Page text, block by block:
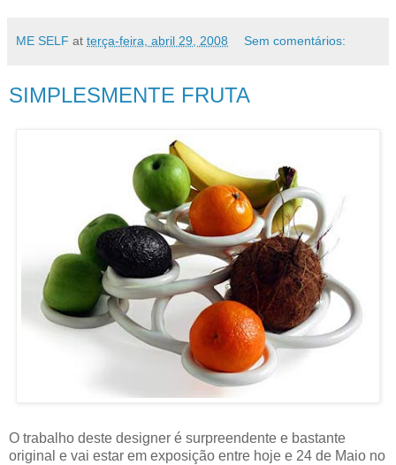
ME SELF at terça-feira, abril 29, 2008 Sem comentários:
SIMPLESMENTE FRUTA
O trabalho deste designer é surpreendente e bastante
original e vai estar em exposição entre hoje e 24 de Maio no